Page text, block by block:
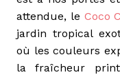
attendue, le Coco
jardin tropical
où les couleurs
la fraîcheur